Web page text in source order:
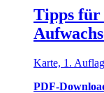
Fotografieren
in
der
Familie
Menge
Tipps für
Karte, 1.
PDF-